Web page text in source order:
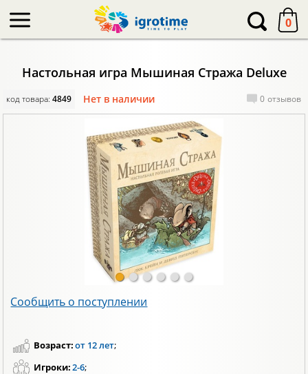
0
Настольная игра Мышиная Стража Deluxe
код товара:4849 Нет в наличии 0 отзывов
Сообщить о поступлении
Возраст:от 12 лет;
Игроки:2-6;